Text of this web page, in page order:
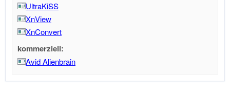
UltraKiSS
XnView
XnConvert
kommerziell:
Avid Alienbrain